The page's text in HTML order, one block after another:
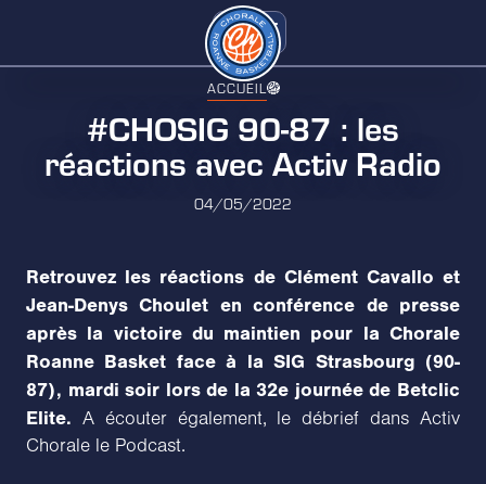
ACCUEIL
#CHOSIG 90-87 : les
réactions avec Activ Radio
04/05/2022
Retrouvez les réactions de Clément Cavallo et
Jean-Denys Choulet en conférence de presse
après la victoire du maintien pour la Chorale
Roanne Basket face à la SIG Strasbourg (90-
87), mardi soir lors de la 32e journée de Betclic
Elite. A écouter également, le débrief dans Activ
Chorale le Podcast.